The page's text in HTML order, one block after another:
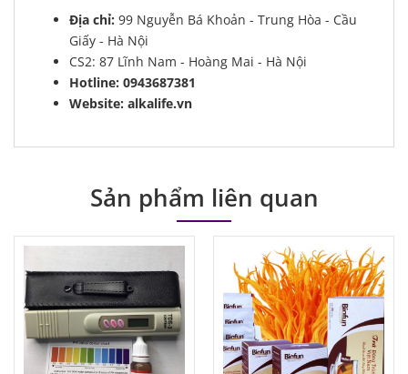
Địa chỉ: 99 Nguyễn Bá Khoản - Trung Hòa - Cầu
Giấy - Hà Nội
CS2: 87 Lĩnh Nam - Hoàng Mai - Hà Nội
Hotline: 0943687381
Website: alkalife.vn
Sản phẩm liên quan